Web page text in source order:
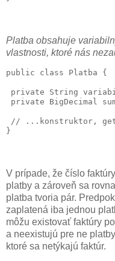
Platba obsahuje
vlastnosti, ktoré nás
public class Platba {
private String
private BigDecimal
// ...konstruktor,
V prípade, že číslo
platby a zároveň sa
platba tvoria pár.
zaplatená iba jednou
môžu existovať faktúry
a neexistujú pre ne
ktoré sa netýkajú faktúr.